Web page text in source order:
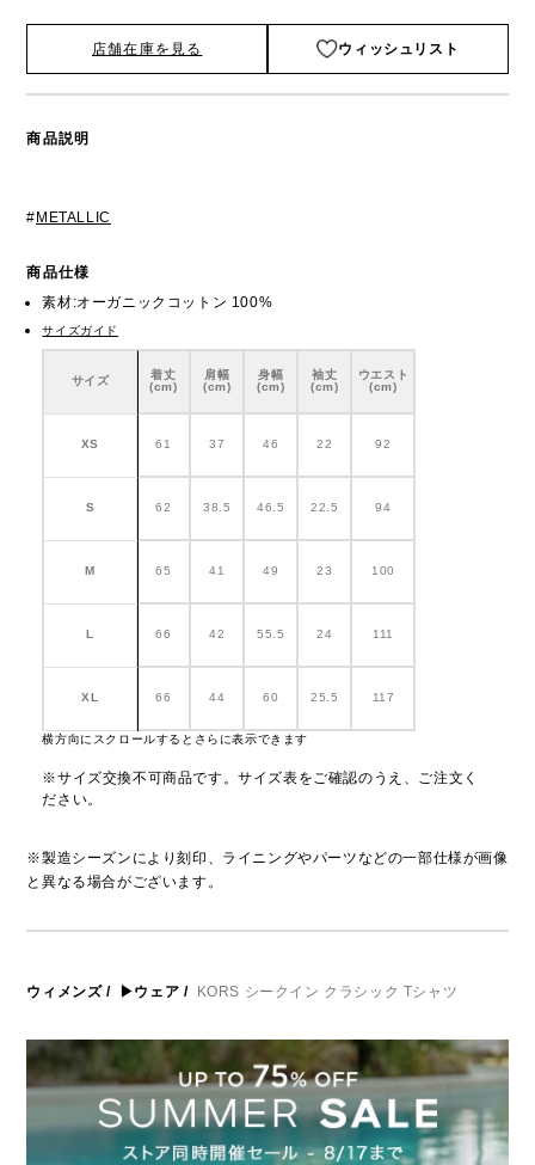
店舗在庫を見る ウィッシュリスト
商品説明
# METALLIC
商品仕様
素材:オーガニックコットン 100%
サイズガイド
サイズ
着丈
(cm)
肩幅
(cm)
身幅
(cm)
袖丈
(cm)
ウエスト
(cm)
XS 61 37 46 22 92
S 62 38.5 46.5 22.5 94
M 65 41 49 23 100
L 66 42 55.5 24 111
XL 66 44 60 25.5 117
横方向にスクロールするとさらに表示できます
※サイズ交換不可商品です。サイズ表をご確認のうえ、ご注文く
ださい。
※製造シーズンにより刻印、ライニングやパーツなどの一部仕様が画像
と異なる場合がございます。
ウィメンズ/ ▶ウェア / KORS シークイン クラシック Tシャツ